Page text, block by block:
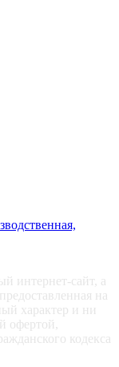
интернет-сайт, а
на
характер и ни
офертой,
кодекса